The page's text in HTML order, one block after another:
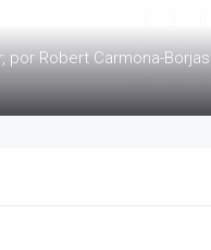
por Robert Carmona-Borjas